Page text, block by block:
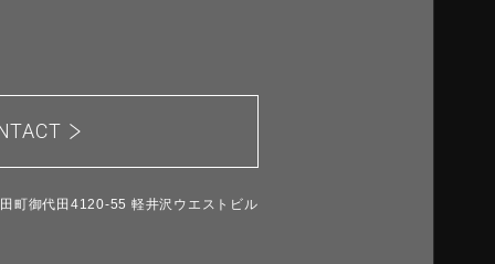
町御代田4120-55 軽井沢ウエストビル